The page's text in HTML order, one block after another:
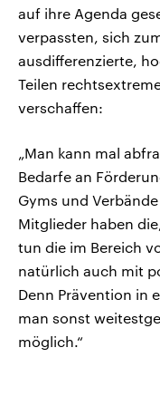
auf ihre Agenda
verpassten, sich
ausdifferenzierte,
Teilen
verschaffen:
„Man kann mal
Bedarfe an
Gyms und
Mitglieder haben
tun die im Bereich
natürlich auch mit
Denn Prävention in
man sonst
möglich.“